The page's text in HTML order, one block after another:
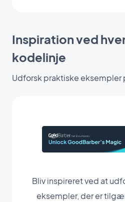
Inspiration ved
kodelinje
Udforsk praktiske eksempler
Bliv inspireret ved at
eksempler, der er